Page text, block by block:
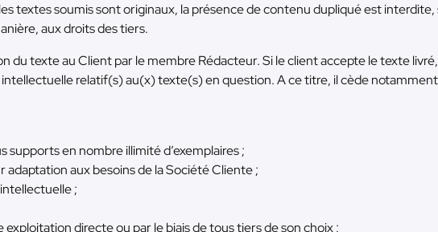
textes soumis sont originaux, la présence de contenu dupliqué est
aux droits des tiers.
du texte au Client par le membre Rédacteur. Si le client accepte le texte
relatif(s) au(x) texte(s) en question. A ce titre, il cède
en nombre illimité d’exemplaires ;
aux besoins de la Société Cliente ;
;
directe ou par le biais de tous tiers de son choix ;